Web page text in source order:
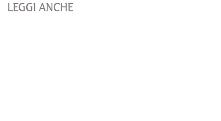
LEGGI ANCHE